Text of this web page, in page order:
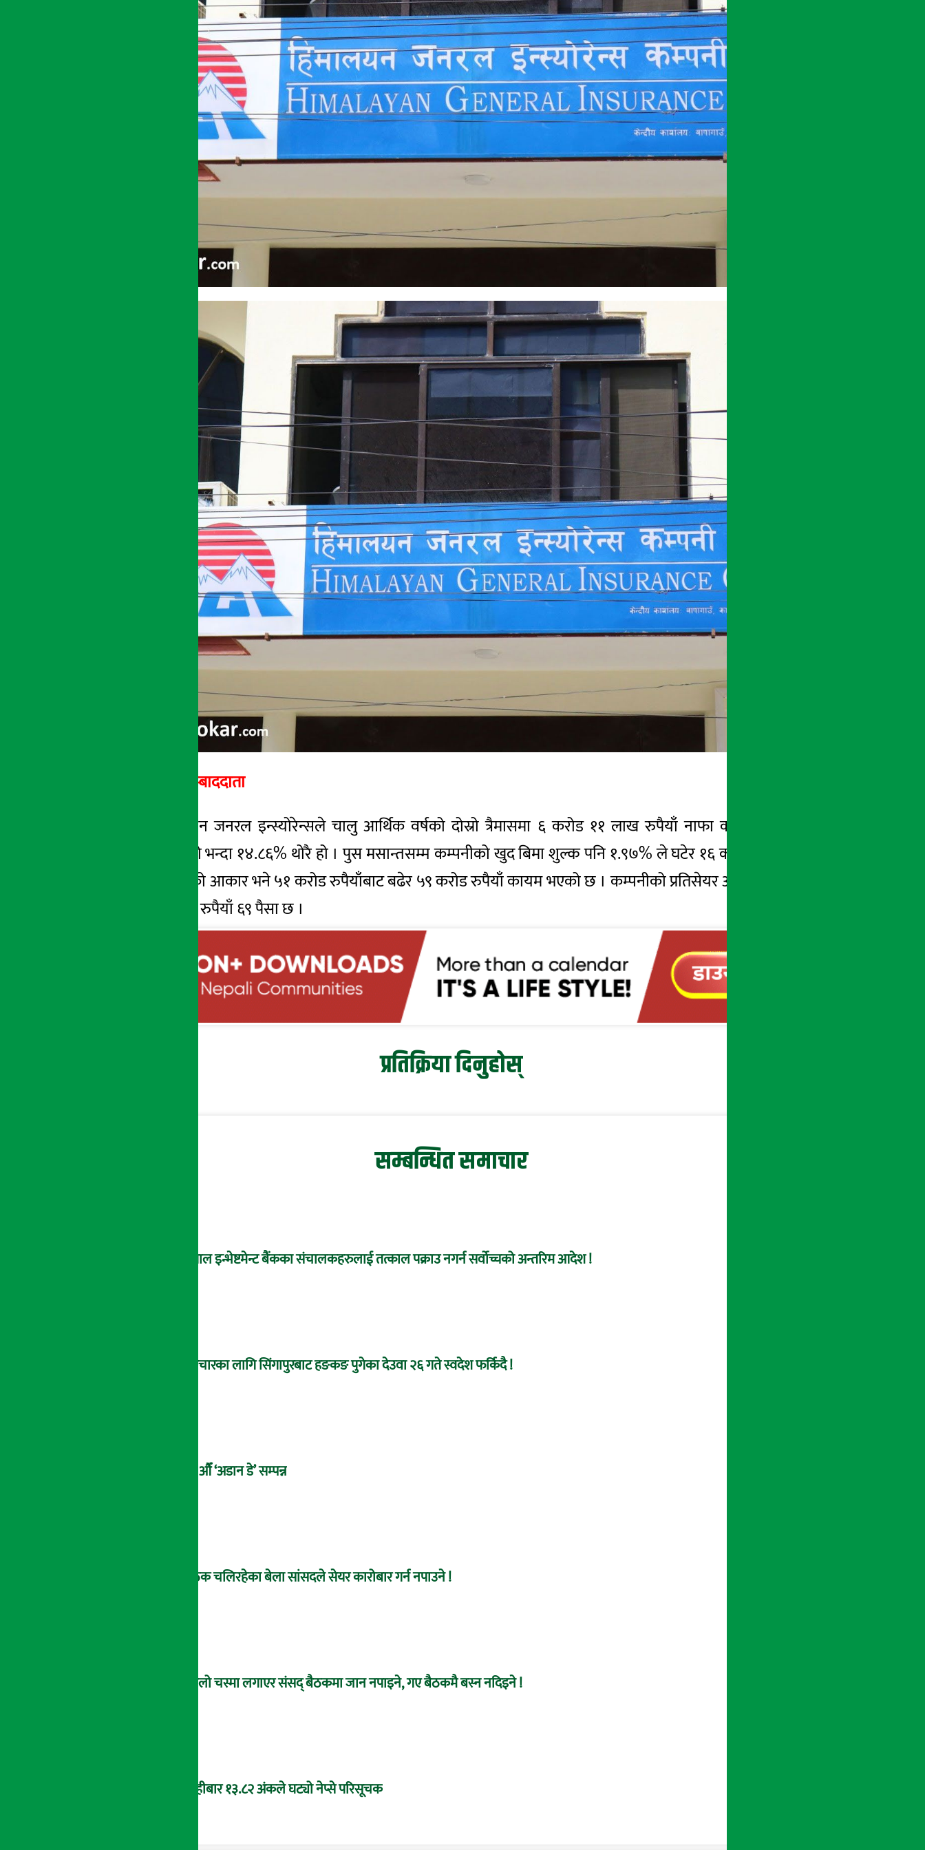
अर्थ सरोकार सम्बाददाता
काठमाडौं । हिमालयन जनरल इन्स्योरेन्सले चालु आर्थिक वर्षको दोस्रो त्रैमासमा ६ करोड ११ लाख रुपैयाँ नाफा कमाएको छ । कम्पनीको यो
नाफा अघिल्लो वर्षको भन्दा १४.८६% थोरै हो । पुस मसान्तसम्म कम्पनीको खुद बिमा शुल्क पनि १.९७% ले घटेर १६ करोड २ लाख रुपैयाँमा झरेको
छ । यता बिमा कोषको आकार भने ५१ करोड रुपैयाँबाट बढेर ५९ करोड रुपैयाँ कायम भएको छ । कम्पनीको प्रतिसेयर आम्दानी ११ रुपैयाँ ४५ पैसा र
प्रतिसेयर नेटवर्थ १८५ रुपैयाँ ६९ पैसा छ ।
प्रतिक्रिया दिनुहोस्
सम्बन्धित समाचार
नेपाल इन्भेष्टमेन्ट बैंकका संचालकहरुलाई तत्काल पक्राउ नगर्न सर्वोच्चको अन्तरिम आदेश !
उपचारका लागि सिंगापुरबाट हङकङ पुगेका देउवा २६ गते स्वदेश फर्किदै !
२१औँ ‘अडान डे’ सम्पन्न
बैठक चलिरहेका बेला सांसदले सेयर कारोबार गर्न नपाउने !
कालो चस्मा लगाएर संसद् बैठकमा जान नपाइने, गए बैठकमै बस्न नदिइने !
बिहीबार १३.८२ अंकले घट्यो नेप्से परिसूचक